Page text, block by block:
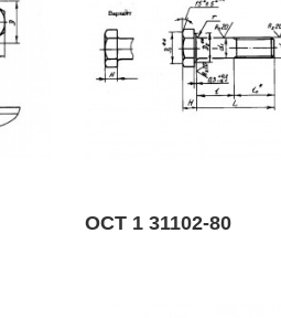
ОСТ 1 31102-80